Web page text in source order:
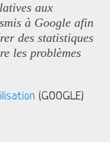
aux
à Google afin
des statistiques
les problèmes
(GOOGLE)